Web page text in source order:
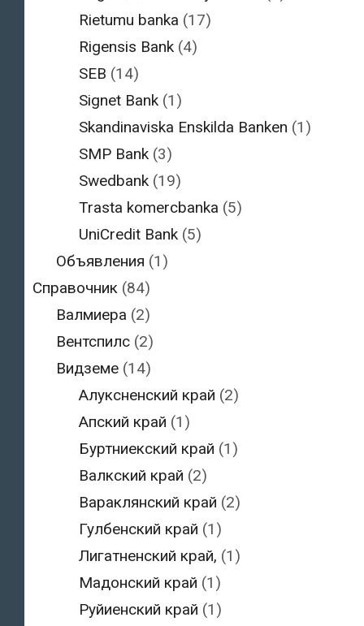
Rietumu banka (17)
Rigensis Bank (4)
SEB (14)
Signet Bank (1)
Skandinaviska Enskilda Banken (1)
SMP Bank (3)
Swedbank (19)
Trasta komercbanka (5)
UniCredit Bank (5)
Объявления (1)
Справочник (84)
Валмиера (2)
Вентспилс(2)
Видземе(14)
Алуксненский край (2)
Апский край (1)
Буртниекский край (1)
Валкский край (2)
Вараклянский край (2)
Гулбенский край (1)
Лигатненский край, (1)
Мадонский край (1)
Руйиенский край (1)